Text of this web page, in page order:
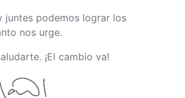
juntes podemos lograr los
nos urge.
¡El cambio va!